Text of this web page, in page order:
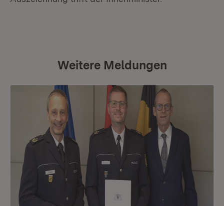
Weitere Meldungen